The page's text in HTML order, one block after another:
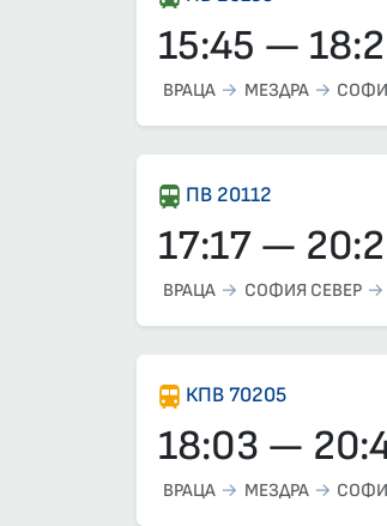
15:45 —
ВРАЦА МЕЗДРА
ПВ 20112
17:17 —
ВРАЦА СОФИЯ СЕВЕР
КПВ 70205
18:03 —
ВРАЦА МЕЗДРА